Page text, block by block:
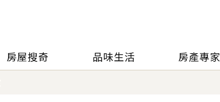
房屋搜奇 品味生活 房產專家